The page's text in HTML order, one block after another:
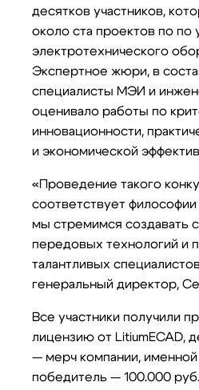
десятков участников,
около ста проектов по
электротехнического
Экспертное жюри, в
специалисты МЭИ и
оценивало работы по
инновационности,
и экономической
«Проведение такого
соответствует
мы стремимся создавать
передовых технологий и
талантливых
генеральный директор,
Все участники получили
лицензию от LitiumECAD,
— мерч компании, именной
победитель — 100.000